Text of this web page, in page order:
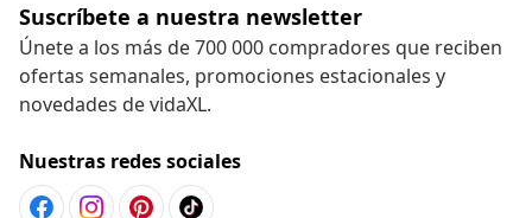
Suscríbete a nuestra newsletter
Únete a los más de 700 000 compradores que reciben
ofertas semanales, promociones estacionales y
novedades de vidaXL.
Nuestras redes sociales